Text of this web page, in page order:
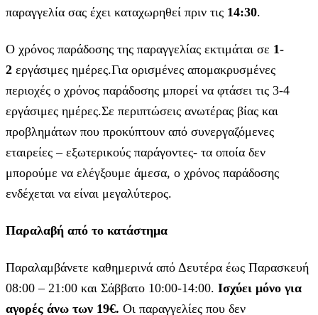
παραγγελία σας έχει καταχωρηθεί πριν τις 14:30.
Ο χρόνος παράδοσης της παραγγελίας εκτιμάται σε 1-
2 εργάσιμες ημέρες.Για ορισμένες απομακρυσμένες
περιοχές ο χρόνος παράδοσης μπορεί να φτάσει τις 3-4
εργάσιμες ημέρες.Σε περιπτώσεις ανωτέρας βίας και
προβλημάτων που προκύπτουν από συνεργαζόμενες
εταιρείες – εξωτερικούς παράγοντες- τα οποία δεν
μπορούμε να ελέγξουμε άμεσα, ο χρόνος παράδοσης
ενδέχεται να είναι μεγαλύτερος.
Παραλαβή από το κατάστημα
Παραλαμβάνετε καθημερινά από Δευτέρα έως Παρασκευή
08:00 – 21:00 και Σάββατο 10:00-14:00. Ισχύει μόνο για
αγορές άνω των 19€. Οι παραγγελίες που δεν